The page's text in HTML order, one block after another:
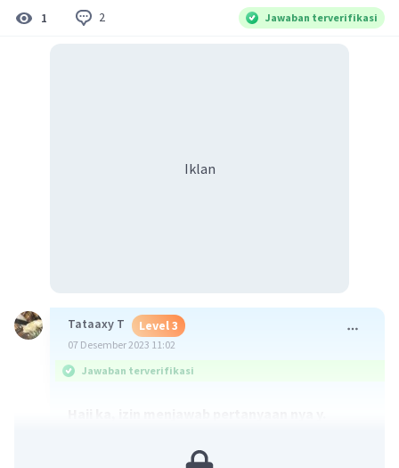
1 2 Jawaban terverifikasi
Iklan
Tataaxy T Level 3
07 Desember 2023 11:02
Jawaban terverifikasi